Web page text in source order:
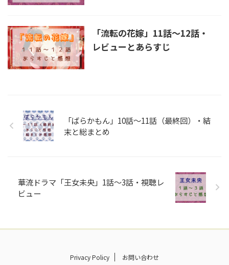
「流転の花嫁」11話～12話・
レビューとあらすじ
「ばらかもん」10話～11話（最終回）・結
末と総まとめ
華流ドラマ「王女未央」1話～3話・視聴レ
ビュー
Privacy Policy お問い合わせ